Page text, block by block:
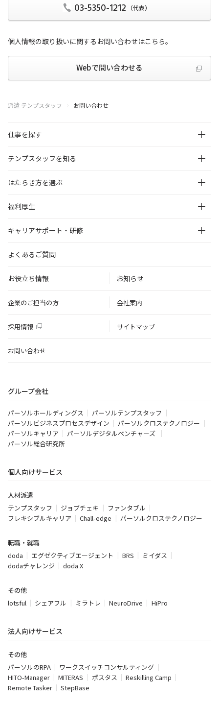
03-5350-1212 （代表）
個人情報の取り扱いに関するお問い合わせはこちら。
Webで問い合わせる
派遣 テンプスタッフ お問い合わせ
仕事を探す
テンプスタッフを知る
はたらき方を選ぶ
福利厚生
キャリアサポート・研修
よくあるご質問
お役立ち情報 お知らせ
企業のご担当の方 会社案内
採用情報 サイトマップ
お問い合わせ
グループ会社
パーソルホールディングス
パーソルテンプスタッフ
パーソルビジネスプロセスデザイン
パーソルクロステクノロジー
パーソルキャリア
パーソルデジタルベンチャーズ
パーソル総合研究所
個人向けサービス
人材派遣
テンプスタッフ
ジョブチェキ
ファンタブル
フレキシブルキャリア
Chall-edge パーソルクロステクノロジー
転職・就職
doda
エグゼクティブエージェント BRS
ミイダス
dodaチャレンジ
doda X
その他
lotsful
シェアフル ミラトレ NeuroDrive HiPro
法人向けサービス
その他
パーソルのRPA
ワークスイッチコンサルティング
HITO-Manager
MITERAS ポスタス
Reskilling Camp
Remote Tasker
StepBase